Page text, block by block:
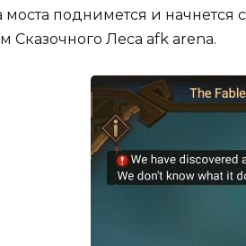
поднимется и начнется
Сказочного Леса afk arena.